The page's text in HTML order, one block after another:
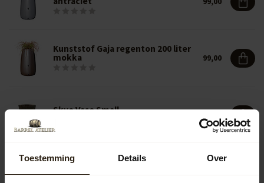
Toestemming Details Over
Kunststof Gaja regenton 200 liter
mokka 99,00
Skye Vase Small
Skye Vase Little